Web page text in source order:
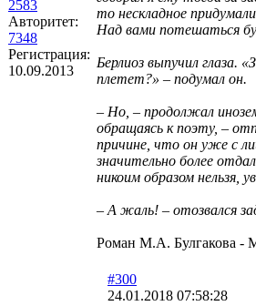
2583
Авторитет:
7348
Регистрация:
10.09.2013
то нескладное
Над вами потешаться
Берлиоз выпучил глаза.
плетет?» – подумал он.
– Но, – продолжал
обращаясь к поэту, –
причине, что он уже с
значительно более
никоим образом нельзя,
– А жаль! – отозвался
Роман М.А. Булгакова -
#300
24.01.2018 07:58:28